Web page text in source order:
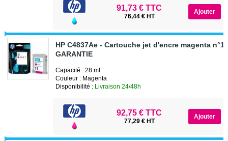
91,73 € TTC
76,44 € HT
HP C4837Ae - Cartouche jet d'encre magenta
GARANTIE
Capacité : 28 ml
Couleur : Magenta
Disponibilité : Livraison 24/48h
92,75 € TTC
77,29 € HT